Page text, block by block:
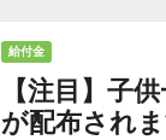
給付金
【注目】子
が配布されま